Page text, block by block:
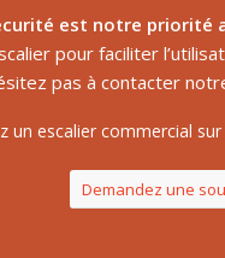
est notre priorité
pour faciliter
pas à contacter
un escalier commercial
Demandez une